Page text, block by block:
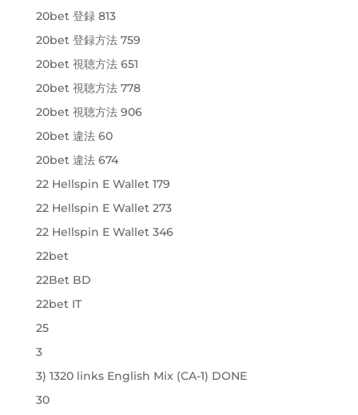
20bet 登録 813
20bet 登録方法 759
20bet 視聴方法 651
20bet 視聴方法 778
20bet 視聴方法 906
20bet 違法 60
20bet 違法 674
22 Hellspin E Wallet 179
22 Hellspin E Wallet 273
22 Hellspin E Wallet 346
22bet
22Bet BD
22bet IT
25
3
3) 1320 links English Mix (CA-1) DONE
30